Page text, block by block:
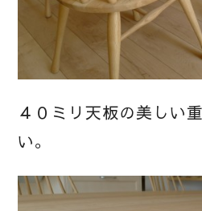
４０ミリ天板の美しい
い。